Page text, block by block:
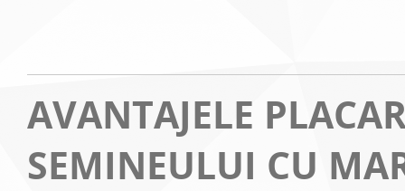
AVANTAJELE
SEMINEULUI CU